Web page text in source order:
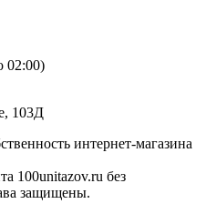
02:00)
103Д
интернет-магазина
100unitazov.ru без
защищены.